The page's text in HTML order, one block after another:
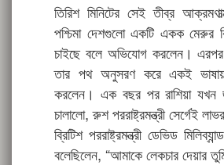
তিরিশ মিনিটের সেই তীব্র
পশ্চিমা দেশগুলো একটি একক মেরুর
চাইছে বলে অভিযোগ করলেন।
তার পথ অনুসরণ করে একই
করলেন। এক বছর পর রাশিয়া যখন
চালালো, রুশ পররাষ্ট্রমন্ত্রী সের্গেই
ব্রিটিশ পররাষ্ট্রমন্ত্রী ডেভিড
বলেছিলেন, “আমাকে লেকচার দেয়ার